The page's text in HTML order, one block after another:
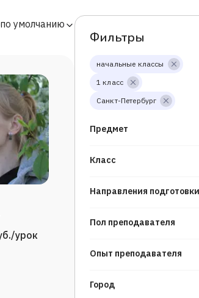
по умолчанию
урок
Фильтры
начальные классы
1 класс
Санкт-Петербург
Предмет
Класс
Направления подготовки
Пол преподавателя
Опыт преподавателя
Город